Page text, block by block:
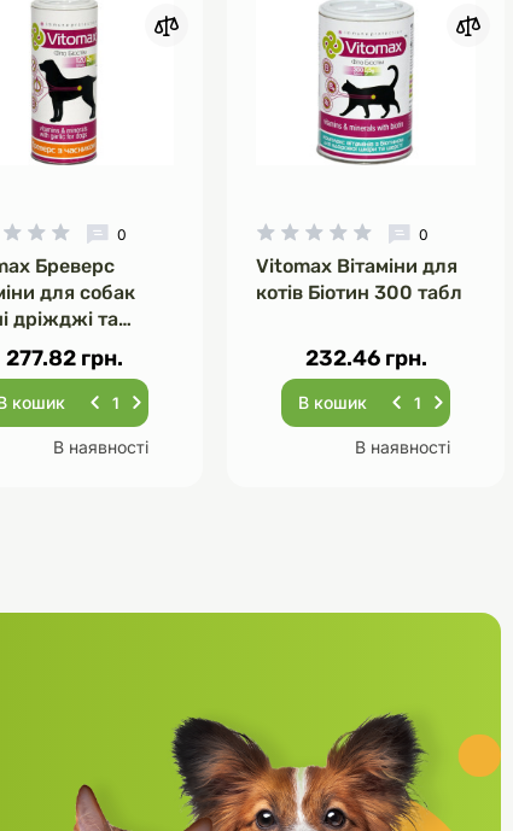
0
Бреверс
для собак
дріжджі та
120 табл
277.82 грн.
кошик
В наявності
0
Vitomax Вітаміни для
котів Біотин 300 табл
232.46 грн.
В кошик
В наявності